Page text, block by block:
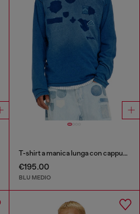
T-shirt a manica lunga con cappuccio e patch effetto ombra
€195.00
BLU MEDIO